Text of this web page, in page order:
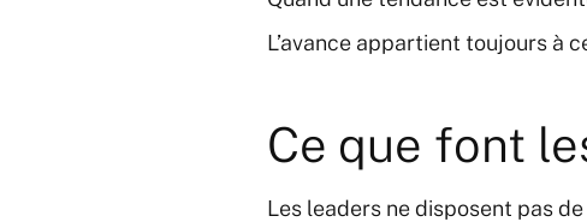
L’avance appartient toujours à
Ce que font
Les leaders ne disposent pas